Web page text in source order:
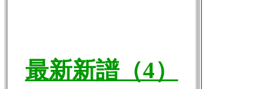
最新新譜（4）